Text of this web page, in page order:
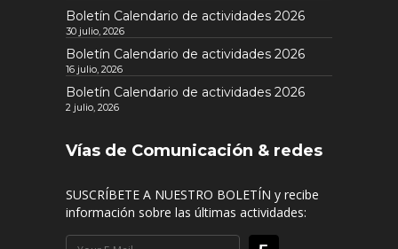
Boletín Calendario de actividades 2026
30 julio, 2026
Boletín Calendario de actividades 2026
16 julio, 2026
Boletín Calendario de actividades 2026
2 julio, 2026
Vías de Comunicación & redes
SUSCRÍBETE A NUESTRO BOLETÍN y recibe
información sobre las últimas actividades: